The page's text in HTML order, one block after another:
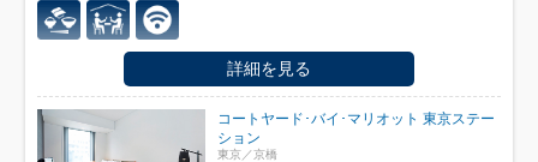
詳細を見る
コートヤード･バイ･マリオット 東京ステー
ション
東京／京橋